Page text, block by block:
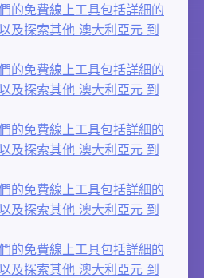
的免費線上工具包括詳細的
及探索其他 澳大利亞元 到
的免費線上工具包括詳細的
及探索其他 澳大利亞元 到
的免費線上工具包括詳細的
及探索其他 澳大利亞元 到
的免費線上工具包括詳細的
及探索其他 澳大利亞元 到
的免費線上工具包括詳細的
及探索其他 澳大利亞元 到